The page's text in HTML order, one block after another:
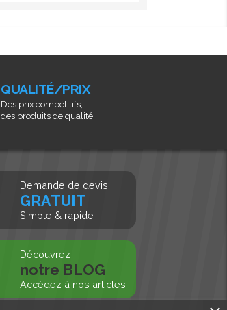
QUALITÉ/PRIX
Des prix compétitifs,
des produits de qualité
Demande de devis
GRATUIT
Simple & rapide
Découvrez
notre BLOG
Accédez à nos articles